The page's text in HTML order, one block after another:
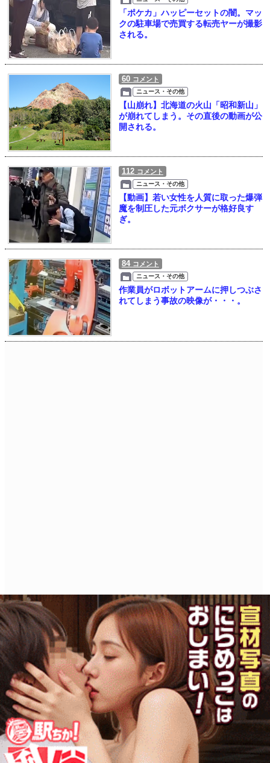
「ポケカ」ハッピーセットの闇。マッ
クの駐車場で売買する転売ヤーが撮影
される。
60 コメント
ニュース・その他
【山崩れ】北海道の火山「昭和新山」
が崩れてしまう。その直後の動画が公
開される。
112 コメント
ニュース・その他
【動画】若い女性を人質に取った爆弾
魔を制圧した元ボクサーが格好良す
ぎ。
84 コメント
ニュース・その他
作業員がロボットアームに押しつぶさ
れてしまう事故の映像が・・・。